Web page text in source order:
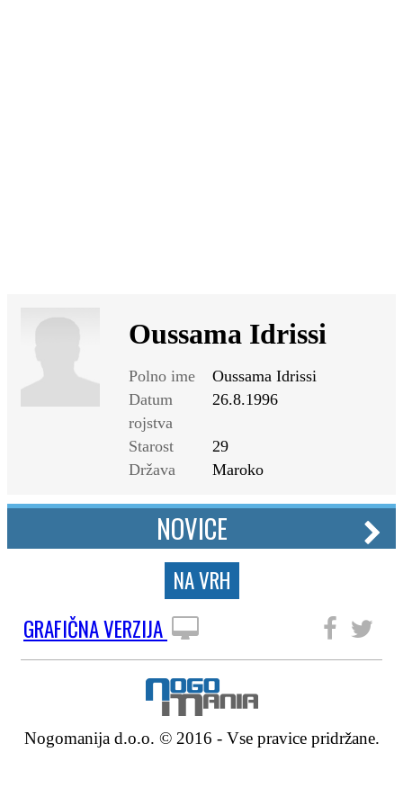
Oussama Idrissi
Polno ime
Oussama Idrissi
Datum
rojstva
26.8.1996
Starost
29
Država
Maroko
NOVICE
NA VRH
GRAFIČNA VERZIJA
Nogomanija d.o.o. © 2016 - Vse pravice pridržane.